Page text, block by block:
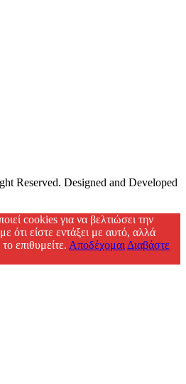
Reserved. Designed and Developed
cookies για να βελτιώσει την
ότι είστε εντάξει με αυτό, αλλά
επιθυμείτε. Αποδέχομαι Διαβάστε